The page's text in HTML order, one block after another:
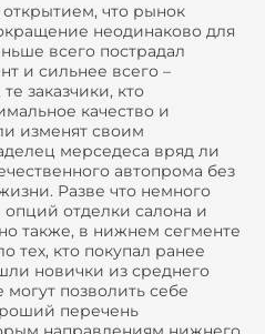
что рынок
неодинаково для
всего пострадал
и сильнее всего –
заказчики, кто
качество и
изменят своим
мерседеса вряд ли
автопрома без
Разве что немного
опций отделки салона и
также, в нижнем сегменте
тех, кто покупал ранее
новички из среднего
позволить себе
перечень